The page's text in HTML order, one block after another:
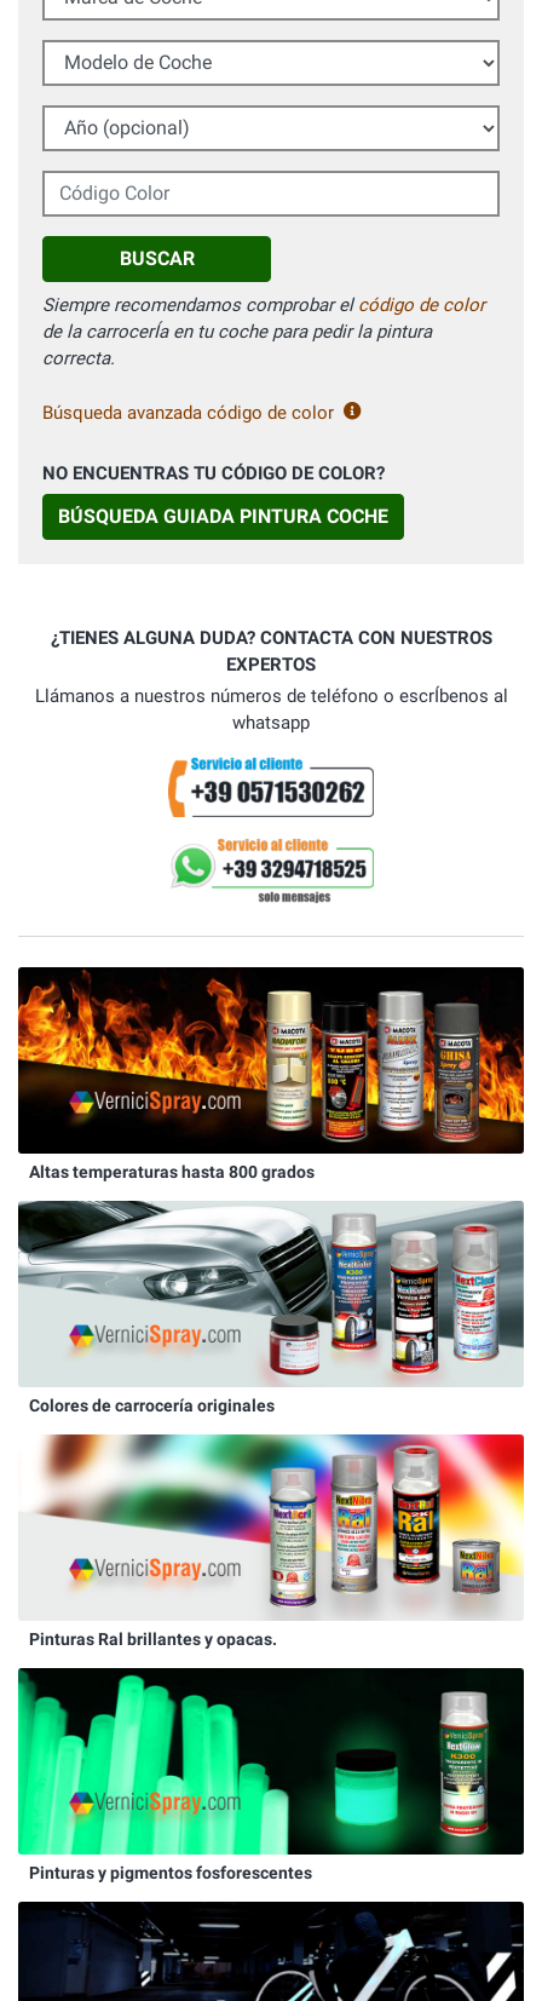
Modelo de Coche
Año (opcional)
Código Color
BUSCAR
Siempre recomendamos comprobar elcódigo de color
de la carrocerÍa en tu coche para pedir la pintura
correcta.
Búsqueda avanzada código de color
NO ENCUENTRAS TU CÓDIGO DE COLOR?
BÚSQUEDA GUIADA PINTURA COCHE
¿TIENES ALGUNA DUDA? CONTACTA CON NUESTROS
EXPERTOS
Llámanos a nuestros números de teléfono o escrÍbenos al
whatsapp
Altas temperaturas hasta 800 grados
Colores de carrocería originales
Pinturas Ral brillantes y opacas.
Pinturas y pigmentos fosforescentes